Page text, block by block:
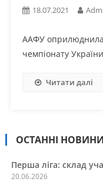
18.07.2021
ААФУ оприлюднила
чемпіонату
Читати далі
ОСТАННІ НОВИНИ
Перша ліга: склад
20.06.2026